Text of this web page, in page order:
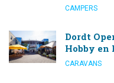
CAMPERS
Dordt
Hobby en
CARAVANS